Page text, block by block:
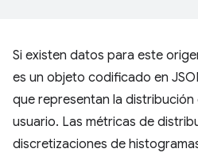
Si existen datos para este
es un objeto codificado en
que representan la distribución
usuario. Las métricas de
discretizaciones de